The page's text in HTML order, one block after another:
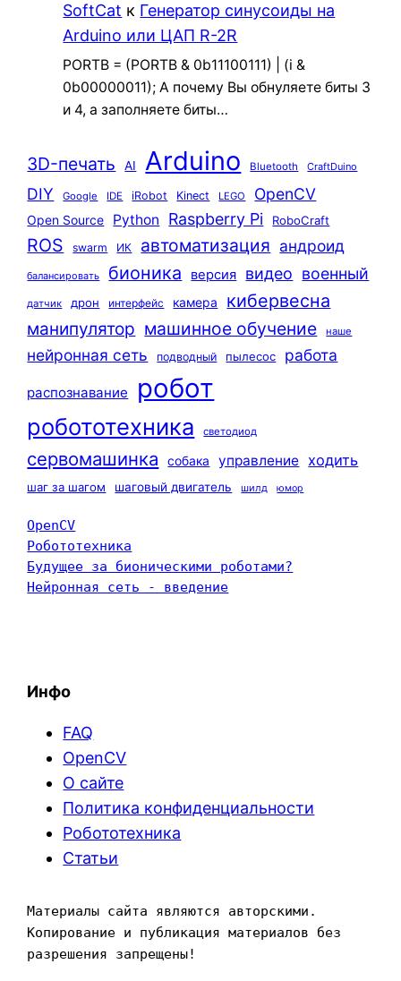
SoftCat к Генератор синусоиды на
Arduino или ЦАП R-2R
PORTB = (PORTB & 0b11100111) | (i &
0b00000011); А почему Вы обнуляете биты 3
и 4, а заполняете биты…
3D-печать AI Arduino Bluetooth CraftDuino
DIY Google IDE iRobot Kinect LEGO OpenCV
Open Source Python Raspberry Pi RoboCraft
ROS swarm ИК автоматизация андроид
балансировать бионика версия видео военный
датчик дрон интерфейс камера кибервесна
манипулятор машинное обучение наше
нейронная сеть подводный пылесос работа
распознавание робот
робототехника светодиод
сервомашинка собака управление ходить
шаг за шагом шаговый двигатель шилд юмор
OpenCV
Робототехника
Будущее за бионическими роботами?
Нейронная сеть - введение
Инфо
FAQ
OpenCV
О сайте
Политика конфиденциальности
Робототехника
Статьи
Материалы сайта являются авторскими.
Копирование и публикация материалов без
разрешения запрещены!